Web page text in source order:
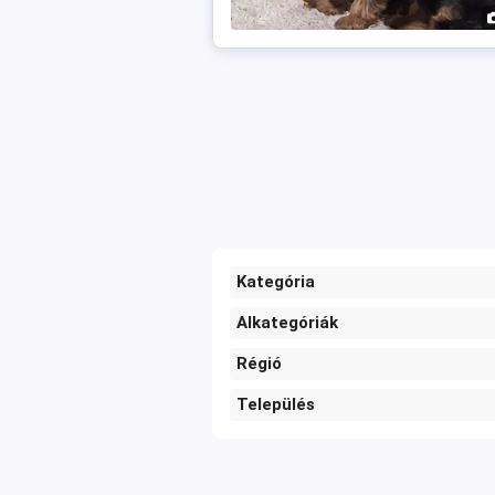
Kategória
Alkategóriák
Régió
Település